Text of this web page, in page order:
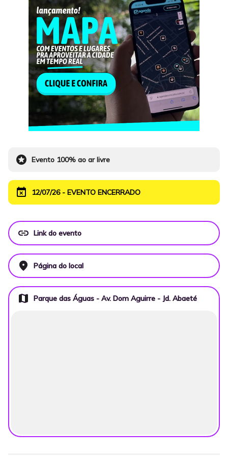
stars Evento 100% ao ar livre
event_busy 12/07/26 - EVENTO ENCERRADO
link Link do evento
place Página do local
map Parque das Águas - Av. Dom Aguirre - Jd. Abaeté